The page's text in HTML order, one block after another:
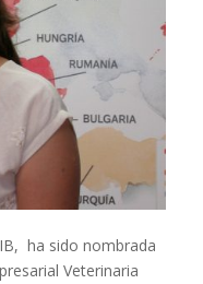
ha sido nombrada
Veterinaria